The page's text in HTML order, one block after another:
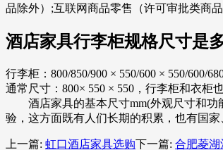
品除外）;互联网商品零售（许可审批类商品
酒店家具行李柜规格尺寸是
行李柜：800/850/900 × 550/600 × 550/600/
通常尺寸：800× 550 × 550，行李柜和衣柜
酒店家具的基本尺寸mm(外观尺寸和功
验，这方面既有人们长期的积累，也有国家
上一篇: 虹口酒店家具选购下一篇: 合肥菱湖